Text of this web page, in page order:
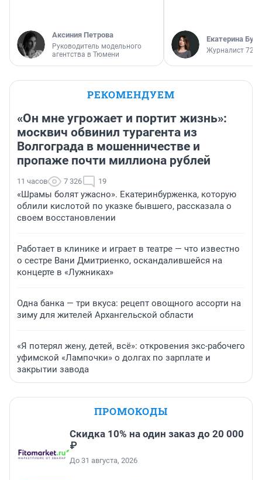
Аксиния Петрова
Руководитель модельного
агентства в Тюмени
Екатерина
Журналист
РЕКОМЕНДУЕМ
«Он мне угрожает и портит жизнь»:
москвич обвинил турагента из
Волгограда в мошенничестве и
пропаже почти миллиона рублей
11 часов 7 326 19
«Шрамы болят ужасно». Екатеринбурженка, которую
облили кислотой по указке бывшего, рассказала о
своем восстановлении
Работает в клинике и играет в театре — что известно
о сестре Вани Дмитриенко, оскандалившейся на
концерте в «Лужниках»
Одна банка — три вкуса: рецепт овощного ассорти на
зиму для жителей Архангельской области
«Я потерял жену, детей, всё»: откровения экс-рабочего
уфимской «Лампочки» о долгах по зарплате и
закрытии завода
ПРОМОКОДЫ
Скидка 10% на один заказ до 20 000
₽
До 31 августа, 2026